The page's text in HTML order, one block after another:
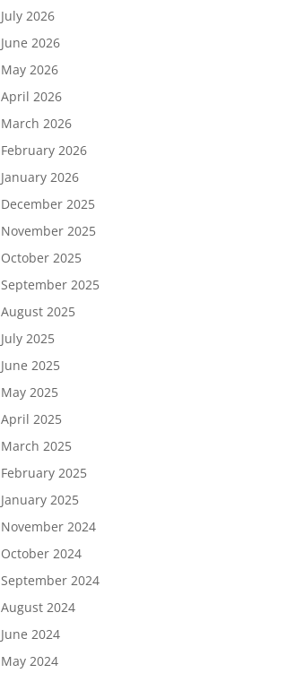
July 2026
June 2026
May 2026
April 2026
March 2026
February 2026
January 2026
December 2025
November 2025
October 2025
September 2025
August 2025
July 2025
June 2025
May 2025
April 2025
March 2025
February 2025
January 2025
November 2024
October 2024
September 2024
August 2024
June 2024
May 2024